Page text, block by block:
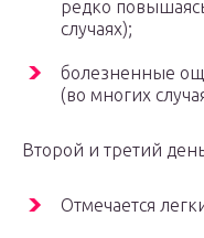
редко
случаях);
болезненные
(во многих
Второй и третий
Отмечается